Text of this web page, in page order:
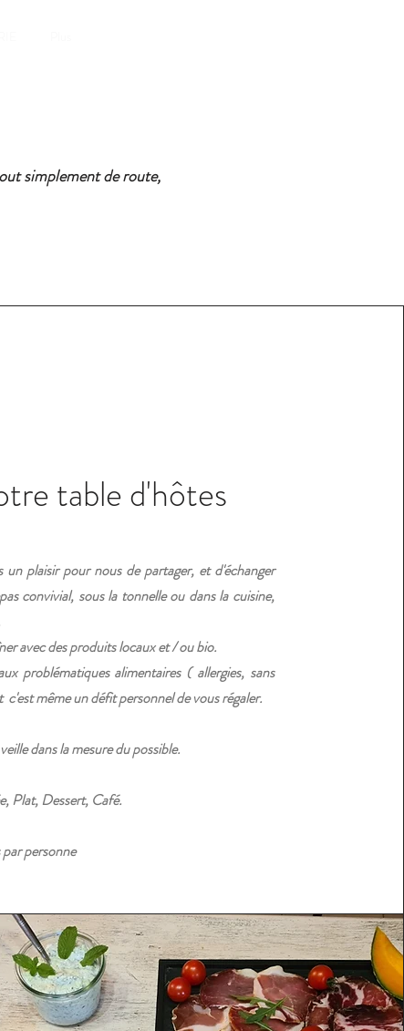
simplement deroute,
table d'hôtes
un plaisir pour nous de partager, et d'échanger
convivial, sous la tonnelle ou dans la cuisine,
avec des produits locaux et / ou bio.
problématiques alimentaires ( allergies, sans
même un défit personnel de vous régaler.
dans la mesure du possible.
Plat, Dessert, Café.
personne